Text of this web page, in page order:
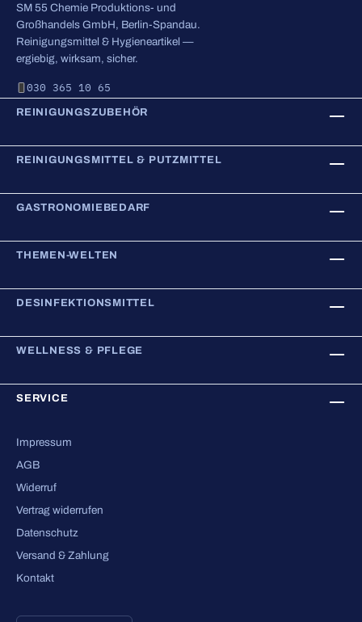
SM 55 Chemie Produktions- und
Großhandels GmbH, Berlin-Spandau.
Reinigungsmittel & Hygieneartikel —
ergiebig, wirksam, sicher.
030 365 10 65
REINIGUNGSZUBEHÖR
REINIGUNGSMITTEL & PUTZMITTEL
GASTRONOMIEBEDARF
THEMEN-WELTEN
DESINFEKTIONSMITTEL
WELLNESS & PFLEGE
SERVICE
Impressum
AGB
Widerruf
Vertrag widerrufen
Datenschutz
Versand & Zahlung
Kontakt